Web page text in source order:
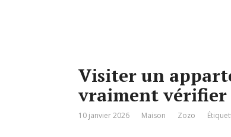
Visiter un
vraiment vérifier
10 janvier 2026 Maison Zozo